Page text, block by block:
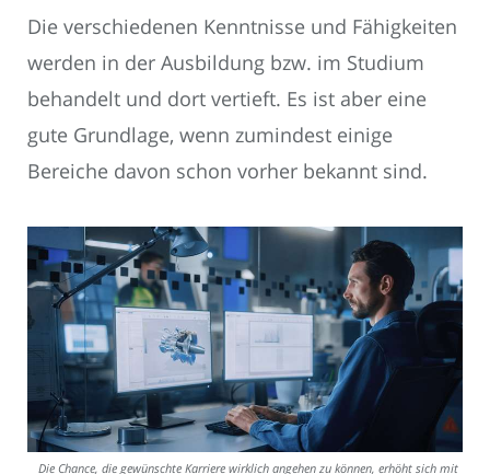
Die verschiedenen Kenntnisse und Fähigkeiten
werden in der Ausbildung bzw. im Studium
behandelt und dort vertieft. Es ist aber eine
gute Grundlage, wenn zumindest einige
Bereiche davon schon vorher bekannt sind.
Die Chance, die gewünschte Karriere wirklich angehen zu können, erhöht sich mit